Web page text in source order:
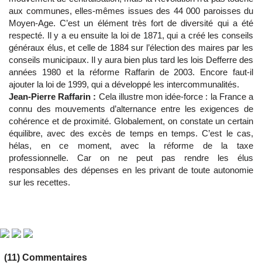
aux communes, elles-mêmes issues des 44 000 paroisses du
Moyen-Age. C’est un élément très fort de diversité qui a été
respecté. Il y a eu ensuite la loi de 1871, qui a créé les conseils
généraux élus, et celle de 1884 sur l’élection des maires par les
conseils municipaux. Il y aura bien plus tard les lois Defferre des
années 1980 et la réforme Raffarin de 2003. Encore faut-il
ajouter la loi de 1999, qui a développé les intercommunalités.
Jean-Pierre Raffarin : Cela illustre mon idée-force : la France a
connu des mouvements d’alternance entre les exigences de
cohérence et de proximité. Globalement, on constate un certain
équilibre, avec des excès de temps en temps. C’est le cas,
hélas, en ce moment, avec la réforme de la taxe
professionnelle. Car on ne peut pas rendre les élus
responsables des dépenses en les privant de toute autonomie
sur les recettes.
(11) Commentaires